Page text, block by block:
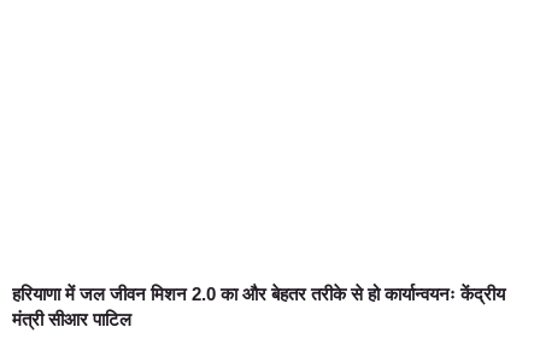
हरियाणा में जल जीवन मिशन 2.0 का और बेहतर तरीके से हो कार्यान्वयनः केंद्रीय
मंत्री सीआर पाटिल